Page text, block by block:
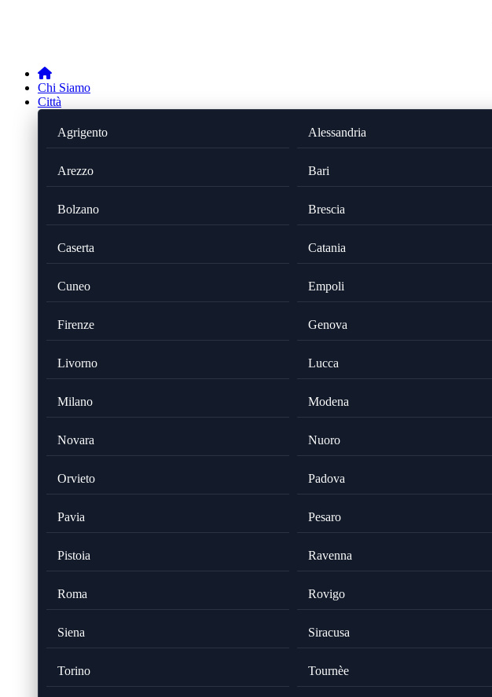
Chi Siamo
Città
Agrigento Alessandria
Arezzo Bari
Bolzano Brescia
Caserta Catania
Cuneo Empoli
Firenze Genova
Livorno Lucca
Milano Modena
Novara Nuoro
Orvieto Padova
Pavia Pesaro
Pistoia Ravenna
Roma Rovigo
Siena Siracusa
Torino Tournèe